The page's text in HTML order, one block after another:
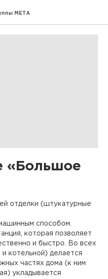
МЕТА
«Большое
отделки (штукатурные
способом.
которая позволяет
и быстро. Во всех
котельной) делается
частях дома (к ним
укладывается